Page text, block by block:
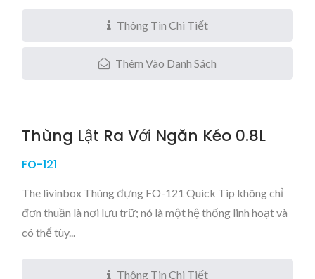
Thông Tin Chi Tiết
Thêm Vào Danh Sách
Thùng Lật Ra Với Ngăn Kéo 0.8L
FO-121
The livinbox Thùng đựng FO-121 Quick Tip không chỉ
đơn thuần là nơi lưu trữ; nó là một hệ thống linh hoạt và
có thể tùy...
Thông Tin Chi Tiết